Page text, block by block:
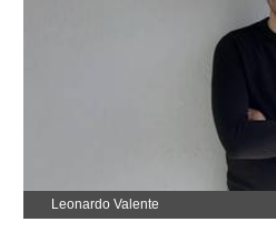
Leonardo Valente